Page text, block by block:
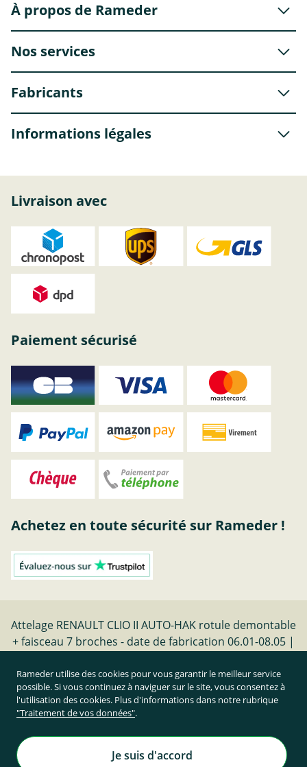
À propos de Rameder
Nos services
Fabricants
Informations légales
Livraison avec
Paiement sécurisé
Achetez en toute sécurité sur Rameder !
Attelage RENAULT CLIO II AUTO-HAK rotule demontable
+ faisceau 7 broches - date de fabrication 06.01-08.05 |
Résilier le contrat
Prix TTC et hors frais de port
Rameder Attelage France
Rameder utilise des cookies pour vous garantir le meilleur service
possible. Si vous continuez à naviguer sur le site, vous consentez à
l'utilisation des cookies. Plus d'informations dans notre rubrique
"Traitement de vos données".
Je suis d'accord